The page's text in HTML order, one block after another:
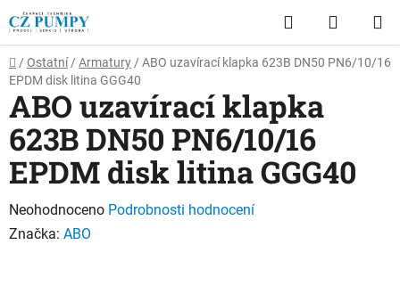
Přejít
na
obsah
Hledat
KOŠÍK
Domů
/ Ostatní / Armatury / ABO uzavírací klapka 623B DN50 PN6/10/16
EPDM disk litina GGG40
ABO uzavírací klapka
623B DN50 PN6/10/16
EPDM disk litina GGG40
Průměrné
hodnocení
Neohodnoceno Podrobnosti hodnocení
Značka: ABO